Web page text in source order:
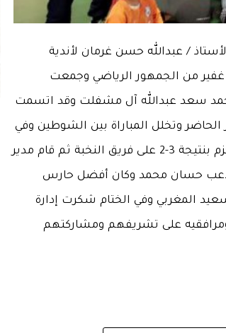
/ عبدالله حسن غرمان لأندية
من الجمهور الرياضي وجمعت
/ أحمد سعد عبدالله آل مشفلت وقد اتسمت
الحاضر وتخلل المباراة بين الشوطين وفي
نهاية المباراة سحوبات على جوائز قيمة وقد انتهت المباراة بفوز فريق الحزم بنتيجة 3-2 على فريق النخبة ثم قام مدير
حسان محمد وكان أفضل حارس
المغربي وفي الختام شكرت إدارة
ومرافقيه على تشريفهم ومشاركتهم